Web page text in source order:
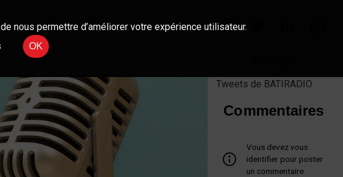
Tweets de BATIRADIO
Commentaires
Vous devez vous
identifier pour poster
un commentaire
nous permettre d’améliorer votre expérience utilisateur.
OK